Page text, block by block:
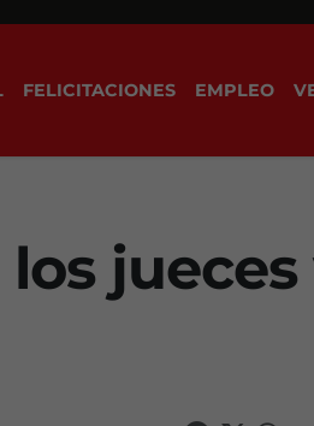
FELICITACIONES EMPLEO
jueces